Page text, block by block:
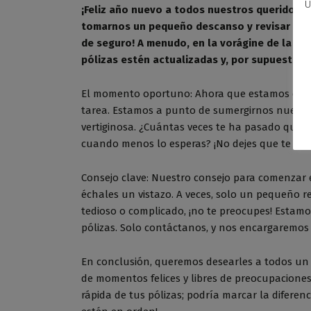
¡Feliz año nuevo a todos nuestros queridos
tomarnos un pequeño descanso y revisar
de seguro! A menudo, en la vorágine de la
pólizas estén actualizadas y, por supuesto,
El momento oportuno: Ahora que estamos
tarea. Estamos a punto de sumergirnos
vertiginosa. ¿Cuántas veces te ha pasado
cuando menos lo esperas? ¡No dejes que te
Consejo clave: Nuestro consejo para
échales un vistazo. A veces, solo un pequeño
tedioso o complicado, ¡no te preocupes!
pólizas. Solo contáctanos, y nos
En conclusión, queremos desearles a todos
de momentos felices y libres de
rápida de tus pólizas; podría marcar la